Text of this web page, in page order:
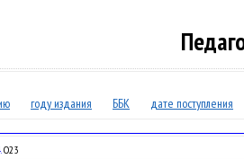
году издания ББК дате поступления
О23